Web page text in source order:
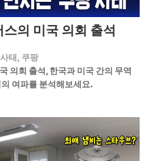
의 미국 의회 출석
사태 , 쿠팡
의회 출석, 한국과 미국 간의 무역
여파를 분석해보세요.